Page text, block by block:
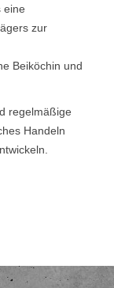
eine
zur
Beiköchin und
regelmäßige
Handeln